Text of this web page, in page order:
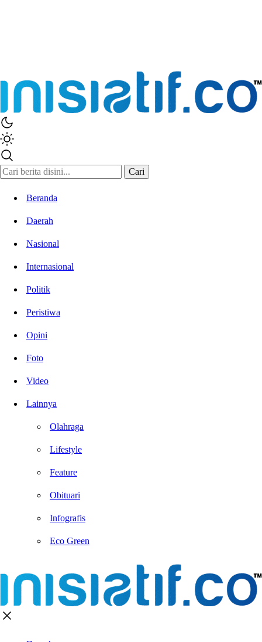
Inisiatif.co
Stay Connected Stay Informed
Cari
Beranda
Daerah
Nasional
Internasional
Politik
Peristiwa
Opini
Foto
Video
Lainnya
Olahraga
Lifestyle
Feature
Obituari
Infografis
Eco Green